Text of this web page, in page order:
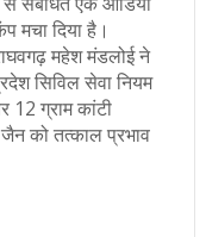
मचा दिया है।
महेश मंडलोई ने
सिविल सेवा नियम
12 ग्राम कांटी
को तत्काल प्रभाव